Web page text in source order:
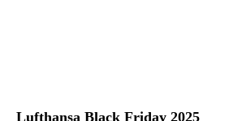
Lufthansa Black Friday 2025